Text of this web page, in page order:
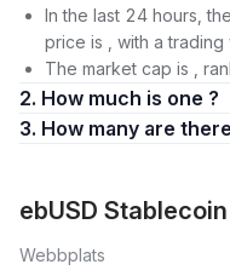
In the last 24 hours,
price is , with a trading
The market cap is ,
2. How much is one ?
3. How many are
ebUSD
Webbplats